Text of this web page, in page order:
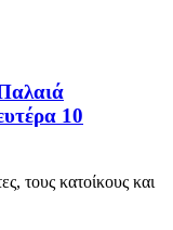
10
τους κατοίκους και